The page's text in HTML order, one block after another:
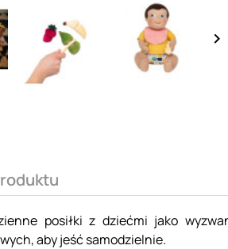
keyboard_arrow_right
posiłki z dziećmi jako
aby jeść samodzielnie.